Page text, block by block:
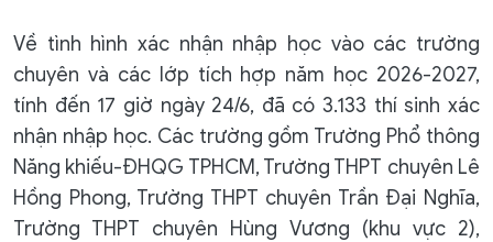
Về tình hình xác nhận nhập học vào các trường
chuyên và các lớp tích hợp năm học 2026-2027,
tính đến 17 giờ ngày 24/6, đã có 3.133 thí sinh xác
nhận nhập học. Các trường gồm Trường Phổ thông
Năng khiếu-ĐHQG TPHCM, Trường THPT chuyên Lê
Hồng Phong, Trường THPT chuyên Trần Đại Nghĩa,
Trường THPT chuyên Hùng Vương (khu vực 2),